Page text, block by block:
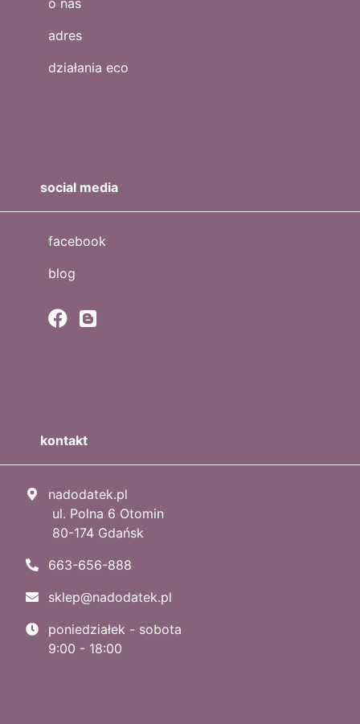
o nas
adres
działania eco
social media
facebook
blog
kontakt
nadodatek.pl
ul. Polna 6 Otomin
80-174 Gdańsk
663-656-888
sklep@nadodatek.pl
poniedziałek - sobota
9:00 - 18:00